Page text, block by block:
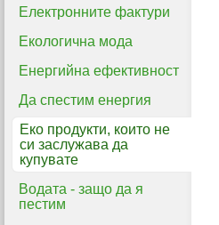
Електронните фактури
Екологична мода
Енергийна ефективност
Да спестим енергия
Еко продукти, които не
си заслужава да
купувате
Водата - защо да я
пестим